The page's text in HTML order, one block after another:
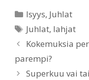
Categories
Isyys, Juhlat
Tags
Juhlat, lahjat
Kokemuksia
parempi?
Superkuu vai